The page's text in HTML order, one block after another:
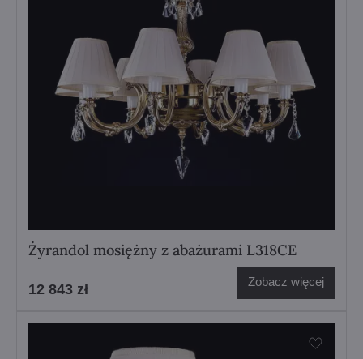
Żyrandol mosiężny z abażurami L318CE
12 843 zł Zobacz więcej